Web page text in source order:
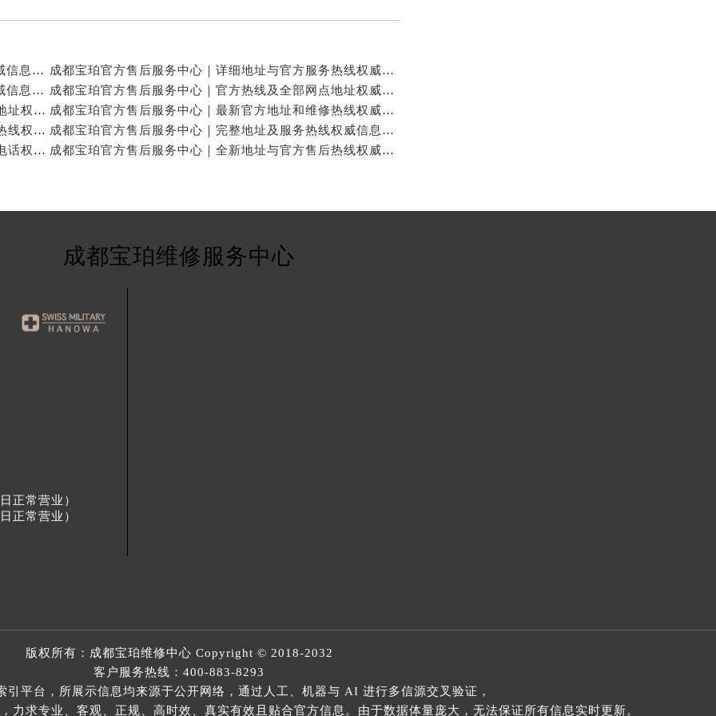
成都宝珀官方售后服务中心｜官方热线及门店地址权威信息公示（2026年7月最新）
成都宝珀官方售后服务中心｜详细地址与官方服务热线权威信息公示（2026年7月最新）
成都宝珀官方售后服务中心｜详细地址及服务电话权威信息公示（2026年7月最新）
成都宝珀官方售后服务中心｜官方热线及全部网点地址权威信息公示（2026年7月最新）
成都宝珀官方售后服务中心｜官方热线及24小时维修地址权威信息公示（2026年7月最新）
成都宝珀官方售后服务中心｜最新官方地址和维修热线权威信息公示（2026年7月最新）
成都宝珀官方售后服务中心｜完整地址与24小时售后热线权威信息公示（2026年7月最新）
成都宝珀官方售后服务中心｜完整地址及服务热线权威信息公示（2026年7月最新）
成都宝珀官方售后服务中心｜网点地址与24小时服务电话权威信息公示（2026年7月最新）
成都宝珀官方售后服务中心｜全新地址与官方售后热线权威信息公示（2026年7月最新）
成都宝珀维修服务中心
正常营业）
正常营业）
版权所有： 成都宝珀维修中心 Copyright © 2018-2032
客户服务热线： 400-883-8293
引平台，所展示信息均来源于公开网络，通过人工、机器与 AI 进行多信源交叉验证，
力求专业、客观、正规、高时效、真实有效且贴合官方信息。由于数据体量庞大，无法保证所有信息实时更新。